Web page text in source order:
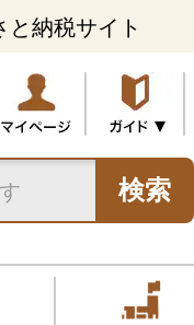
納税サイト
検索